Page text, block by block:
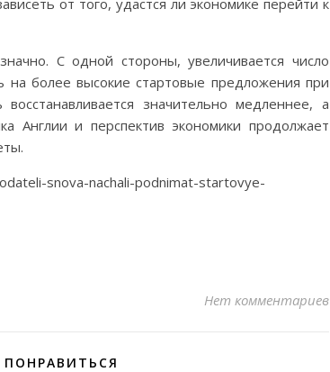
от того, удастся ли экономике перейти к
С одной стороны, увеличивается число
на более высокие стартовые предложения при
значительно медленнее, а
Англии и перспектив экономики продолжает
snova-nachali-podnimat-startovye-
Нет комментариев